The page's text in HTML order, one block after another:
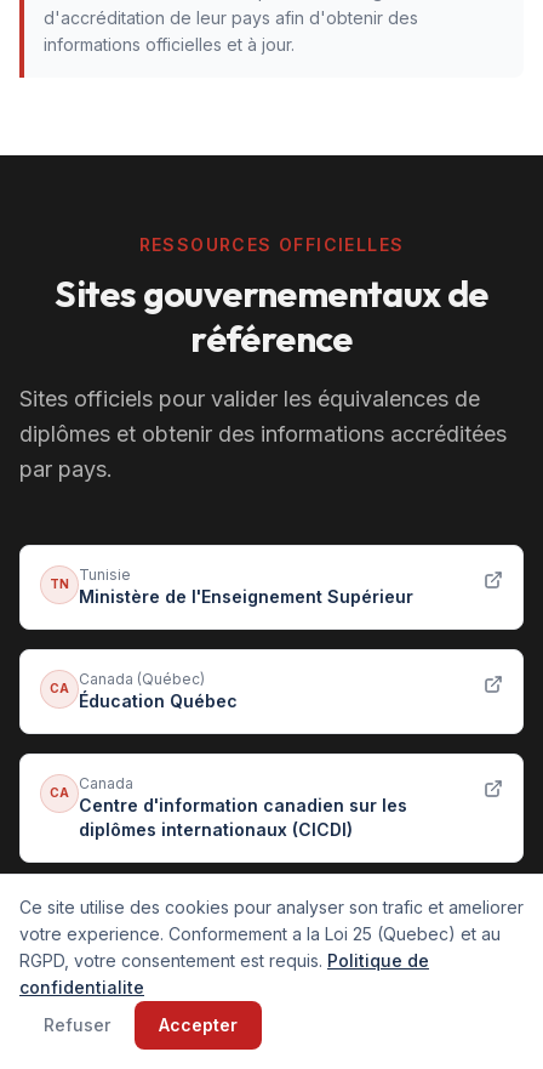
d'accréditation de leur pays afin d'obtenir des
informations officielles et à jour.
RESSOURCES OFFICIELLES
Sites gouvernementaux de
référence
Sites officiels pour valider les équivalences de
diplômes et obtenir des informations accréditées
par pays.
TN
Tunisie
Ministère de l'Enseignement Supérieur
CA
Canada (Québec)
Éducation Québec
CA
Canada
Centre d'information canadien sur les
diplômes internationaux (CICDI)
France
France Éducation International (ENIC-NARIC)
BE
Belgique
Enseignement.be · Fédération Wallonie-
Ce site utilise des cookies pour analyser son trafic et ameliorer
votre experience. Conformement a la Loi 25 (Quebec) et au
RGPD, votre consentement est requis. Politique de
confidentialite
Refuser
Accepter